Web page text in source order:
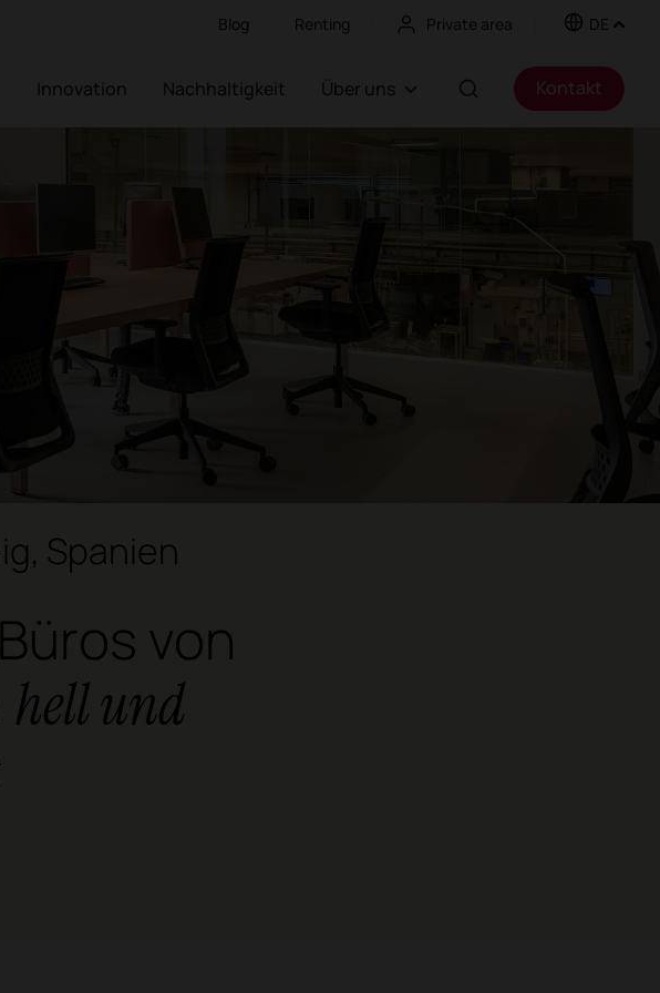
Blog Renting Private area DE
Innovation Nachhaltigkeit Über uns Kontakt
Spanien
von
hell und